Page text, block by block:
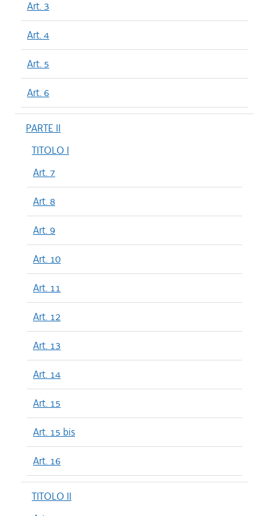
Art. 3
Art. 4
Art. 5
Art. 6
PARTE II
TITOLO I
Art. 7
Art. 8
Art. 9
Art. 10
Art. 11
Art. 12
Art. 13
Art. 14
Art. 15
Art. 15 bis
Art. 16
TITOLO II